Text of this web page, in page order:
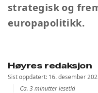
strategisk og
europapolitikk.
Høyres redaksjon
Sist oppdatert: 16. desember
Ca. 3 minutter lesetid